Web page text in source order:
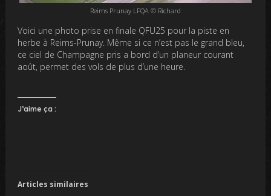
Reims Prunay LFQA © Richard
Voici une photo prise en finale QFU25 pour la piste en
herbe à Reims-Prunay. Même si ce n’est pas le grand bleu,
ce ciel de Champagne pris a bord d’un planeur courant
août, permet des vols de plus d’une heure.
J’aime ça :
Articles similaires